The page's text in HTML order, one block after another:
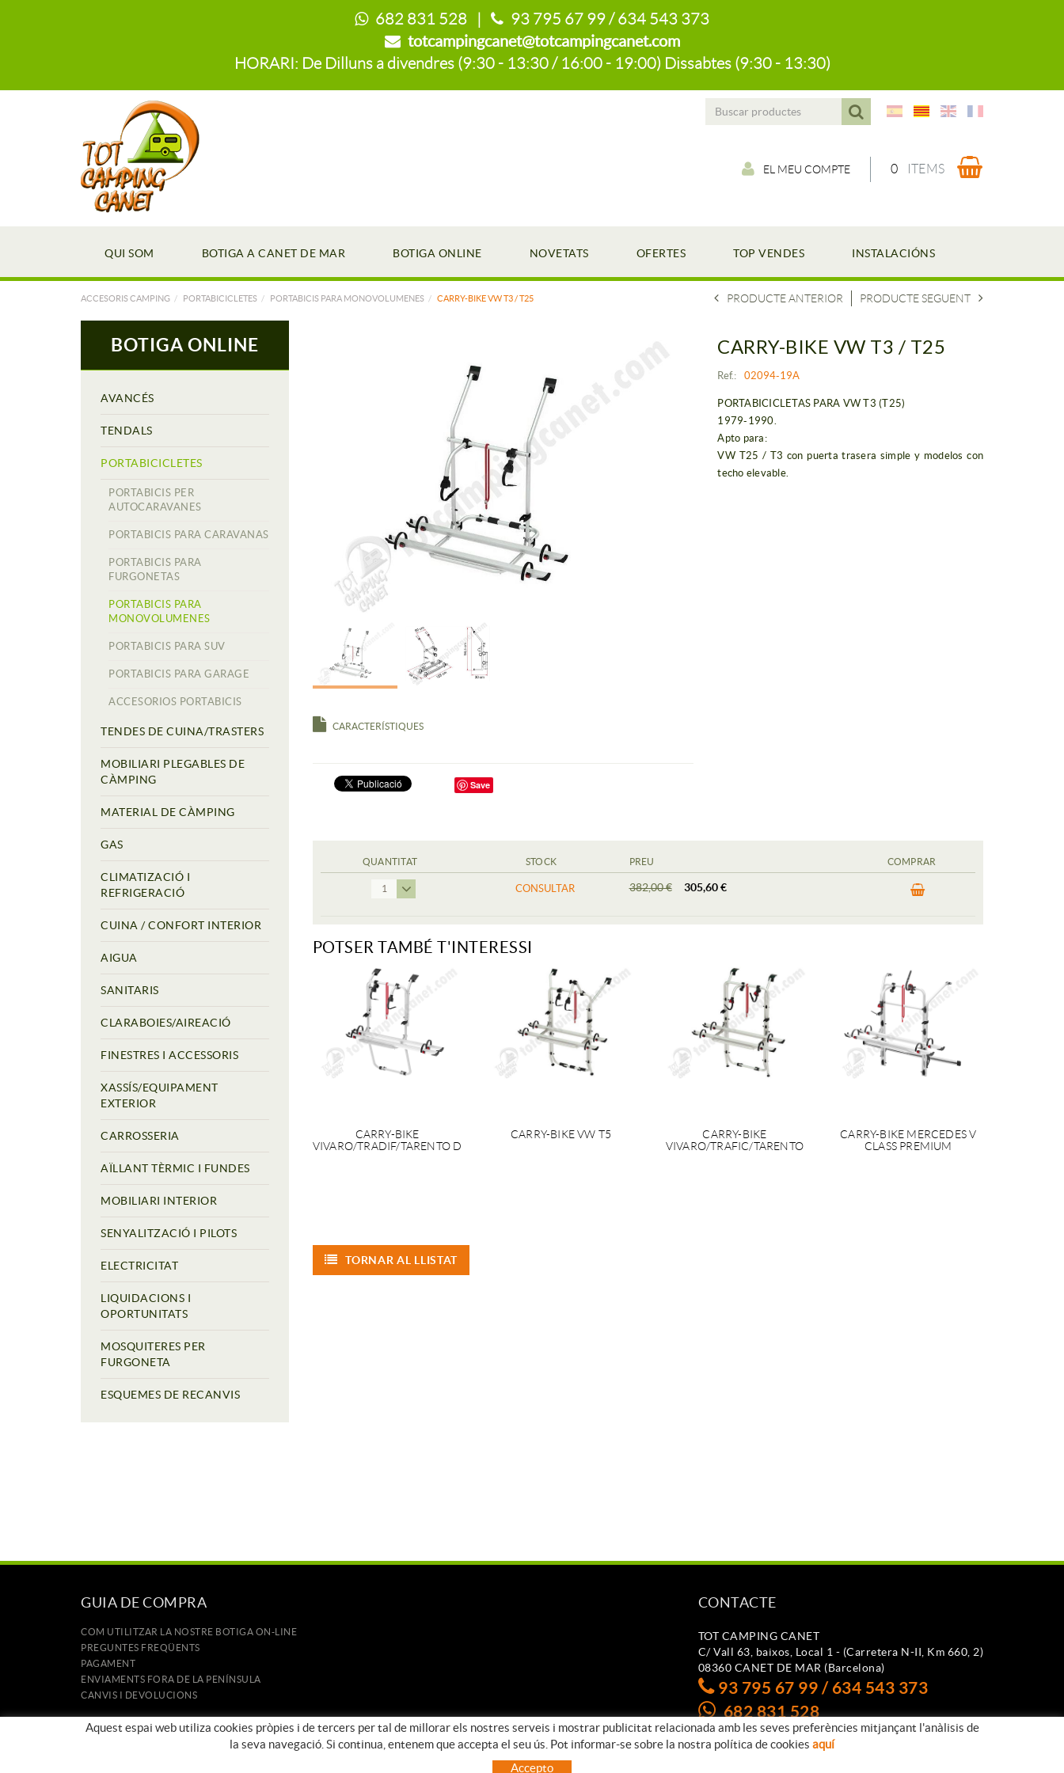
682 831 528 |
93 795 67 99 / 634 543 373
totcampingcanet@totcampingcanet.com
HORARI: De Dilluns a divendres (9:30 - 13:30 / 16:00 - 19:00) Dissabtes (9:30 - 13:30)
EL MEU COMPTE 0 ITEMS
QUI SOM BOTIGA A CANET DE MAR BOTIGA ONLINE NOVETATS OFERTES TOP VENDES INSTALACIÓNS
ACCESORIS CAMPING PORTABICICLETES PORTABICIS PARA MONOVOLUMENES CARRY-BIKE VW T3 / T25
BOTIGA ONLINE
AVANCÉS
TENDALS
PORTABICICLETES
PORTABICIS PER
AUTOCARAVANES
PORTABICIS PARA CARAVANAS
PORTABICIS PARA
FURGONETAS
PORTABICIS PARA
MONOVOLUMENES
PORTABICIS PARA SUV
PORTABICIS PARA GARAGE
ACCESORIOS PORTABICIS
TENDES DE CUINA/TRASTERS
MOBILIARI PLEGABLES DE
CÀMPING
MATERIAL DE CÀMPING
GAS
CLIMATIZACIÓ I
REFRIGERACIÓ
CUINA / CONFORT INTERIOR
AIGUA
SANITARIS
CLARABOIES/AIREACIÓ
FINESTRES I ACCESSORIS
XASSÍS/EQUIPAMENT
EXTERIOR
CARROSSERIA
AÏLLANT TÈRMIC I FUNDES
MOBILIARI INTERIOR
SENYALITZACIÓ I PILOTS
ELECTRICITAT
LIQUIDACIONS I
OPORTUNITATS
MOSQUITERES PER
FURGONETA
ESQUEMES DE RECANVIS
PRODUCTE SEGUENT
PRODUCTE ANTERIOR
CARACTERÍSTIQUES
Save
CARRY-BIKE VW T3 / T25
Ref.: 02094-19A
PORTABICICLETAS PARA VW T3 (T25)
1979-1990.
Apto para:
VW T25 / T3 con puerta trasera simple y modelos con
techo elevable.
QUANTITAT STOCK PREU COMPRAR
1 CONSULTAR 382,00 € 305,60 €
POTSER TAMBÉ T'INTERESSI
CARRY-BIKE
VIVARO/TRADIF/TARENTO D
CARRY-BIKE VW T5
CARRY-BIKE
VIVARO/TRAFIC/TARENTO
CARRY-BIKE MERCEDES V
CLASS PREMIUM
TORNAR AL LLISTAT
GUIA DE COMPRA
COM UTILITZAR LA NOSTRE BOTIGA ON-LINE
PREGUNTES FREQÜENTS
PAGAMENT
ENVIAMENTS FORA DE LA PENÍNSULA
CANVIS I DEVOLUCIONS
INICI
CONTACTE
TOT CAMPING CANET
C/ Vall 63, baixos, Local 1 - (Carretera N-II, Km 660, 2)
08360 CANET DE MAR (Barcelona)
93 795 67 99 / 634 543 373
682 831 528
totcampingcanet@totcampingcanet.com
Aquest espai web utiliza cookies pròpies i de tercers per tal de millorar els nostres serveis i mostrar publicitat relacionada amb les seves preferències mitjançant l'anàlisis de
la seva navegació. Si continua, entenem que accepta el seu ús. Pot informar-se sobre la nostra política de cookies aquí
Accepto